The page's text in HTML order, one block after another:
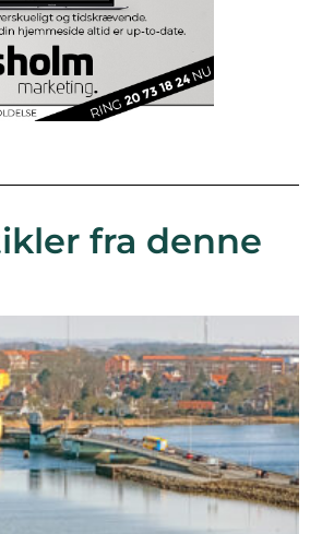
fra denne